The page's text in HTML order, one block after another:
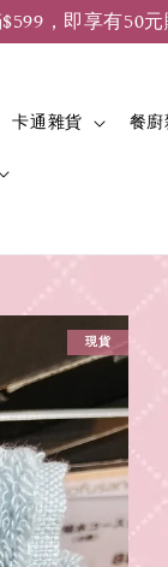
，即享有50元
卡通雜貨 餐
現貨